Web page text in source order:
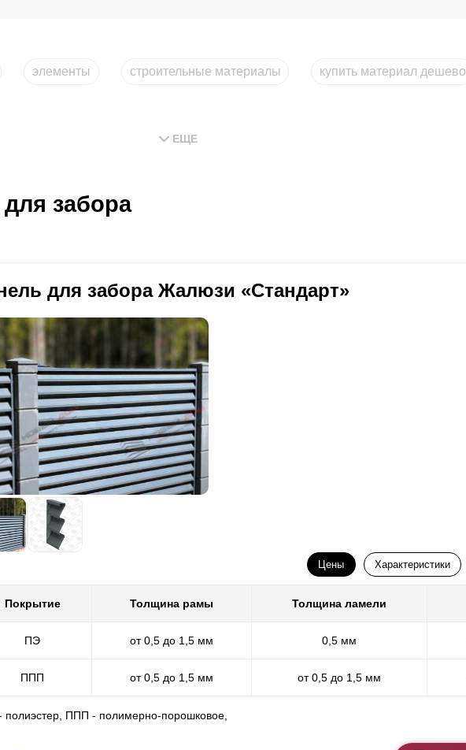
элементы строительные материалы купить материал дешево
ЕЩЕ
забора
для забора Жалюзи «Стандарт»
Цены Характеристики
Покрытие Толщина рамы Толщина ламели
ПЭ от 0,5 до 1,5 мм 0,5 мм
ППП от 0,5 до 1,5 мм от 0,5 до 1,5 мм
полиэстер, ППП - полимерно-порошковое,